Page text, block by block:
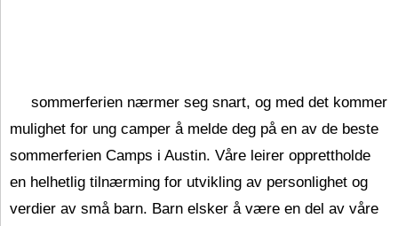
sommerferien nærmer seg snart, og med det kommer
mulighet for ung camper å melde deg på en av de beste
sommerferien Camps i Austin. Våre leirer opprettholde
en helhetlig tilnærming for utvikling av personlighet og
verdier av små barn. Barn elsker å være en del av våre